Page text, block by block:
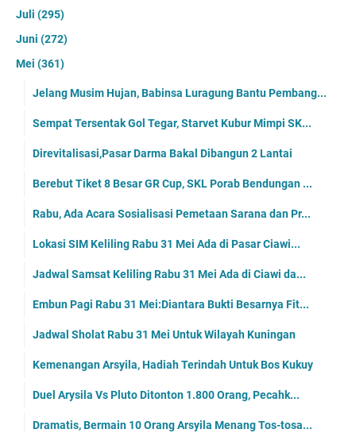
Juli (295)
Juni (272)
Mei (361)
Jelang Musim Hujan, Babinsa Luragung Bantu Pembang...
Sempat Tersentak Gol Tegar, Starvet Kubur Mimpi SK...
Direvitalisasi,Pasar Darma Bakal Dibangun 2 Lantai
Berebut Tiket 8 Besar GR Cup, SKL Porab Bendungan ...
Rabu, Ada Acara Sosialisasi Pemetaan Sarana dan Pr...
Lokasi SIM Keliling Rabu 31 Mei Ada di Pasar Ciawi...
Jadwal Samsat Keliling Rabu 31 Mei Ada di Ciawi da...
Embun Pagi Rabu 31 Mei:Diantara Bukti Besarnya Fit...
Jadwal Sholat Rabu 31 Mei Untuk Wilayah Kuningan
Kemenangan Arsyila, Hadiah Terindah Untuk Bos Kukuy
Duel Arysila Vs Pluto Ditonton 1.800 Orang, Pecahk...
Dramatis, Bermain 10 Orang Arsyila Menang Tos-tosa...